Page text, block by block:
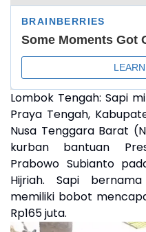
Lombok Tengah: Sapi
Praya Tengah,
Nusa Tenggara Barat
kurban bantuan
Prabowo Subianto
Hijriah. Sapi
memiliki bobot
Rp165 juta.